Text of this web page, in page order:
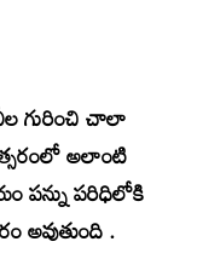
గురించి చాలా
అలాంటి
పన్ను పరిధిలోకి
అవుతుంది .